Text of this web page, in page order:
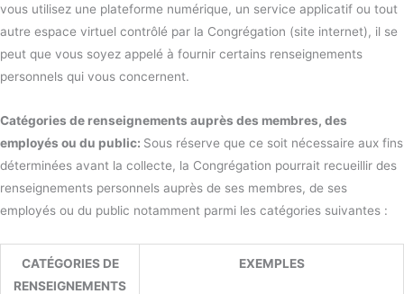
vous utilisez une plateforme numérique, un service applicatif ou tout
autre espace virtuel contrôlé par la Congrégation (site internet), il se
peut que vous soyez appelé à fournir certains renseignements
personnels qui vous concernent.
Catégories de renseignements auprès des membres, des
employés ou du public: Sous réserve que ce soit nécessaire aux fins
déterminées avant la collecte, la Congrégation pourrait recueillir des
renseignements personnels auprès de ses membres, de ses
employés ou du public notamment parmi les catégories suivantes :
CATÉGORIES DE
RENSEIGNEMENTS
EXEMPLES